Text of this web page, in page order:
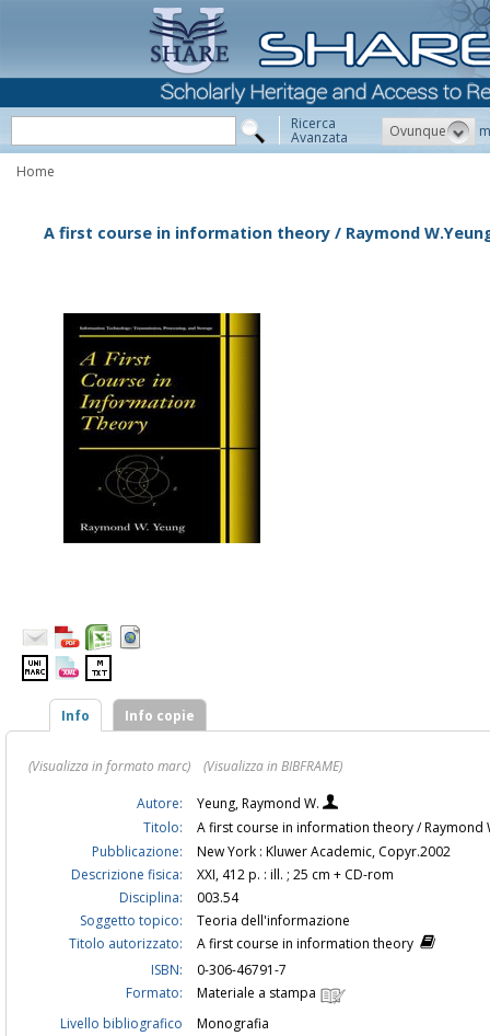
Ricerca
Avanzata Ovunque
Home
A first course in information theory / Raymond
Info Info copie
(Visualizza in formato marc)
(Visualizza in BIBFRAME)
Autore:
Yeung, Raymond W.
Titolo:
A first course in information theory / Raymond
Pubblicazione:
New York : Kluwer Academic, Copyr.2002
Descrizione fisica:
XXI, 412 p. : ill. ; 25 cm + CD-rom
Disciplina:
003.54
Soggetto topico:
Teoria dell'informazione
Titolo autorizzato:
A first course in information theory
ISBN:
0-306-46791-7
Formato:
Materiale a stampa
Livello bibliografico
Monografia